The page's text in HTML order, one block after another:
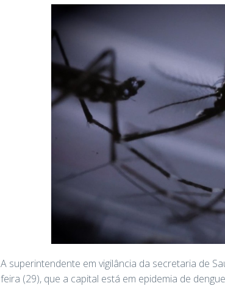
A superintendente em vigilância da secretaria de
feira (29), que a capital está em epidemia de